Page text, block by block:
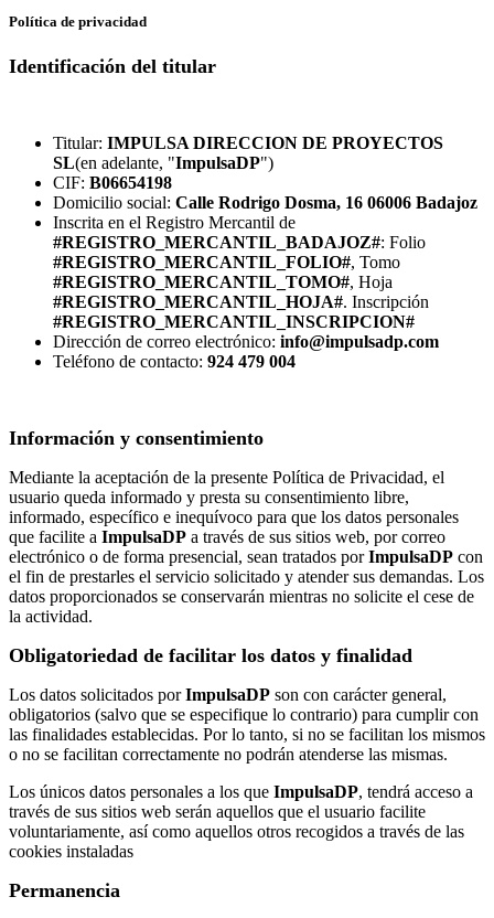
Política de privacidad
Identificación del titular
Titular: IMPULSA DIRECCION DE PROYECTOS
SL(en adelante, "ImpulsaDP")
CIF: B06654198
Domicilio social: Calle Rodrigo Dosma, 16 06006 Badajoz
Inscrita en el Registro Mercantil de
#REGISTRO_MERCANTIL_BADAJOZ#: Folio
#REGISTRO_MERCANTIL_FOLIO#, Tomo
#REGISTRO_MERCANTIL_TOMO#, Hoja
#REGISTRO_MERCANTIL_HOJA#. Inscripción
#REGISTRO_MERCANTIL_INSCRIPCION#
Dirección de correo electrónico: info@impulsadp.com
Teléfono de contacto: 924 479 004
Información y consentimiento
Mediante la aceptación de la presente Política de Privacidad, el
usuario queda informado y presta su consentimiento libre,
informado, específico e inequívoco para que los datos personales
que facilite a ImpulsaDP a través de sus sitios web, por correo
electrónico o de forma presencial, sean tratados porImpulsaDP con
el fin de prestarles el servicio solicitado y atender sus demandas. Los
datos proporcionados se conservarán mientras no solicite el cese de
la actividad.
Obligatoriedad de facilitar los datos y finalidad
Los datos solicitados porImpulsaDP son con carácter general,
obligatorios (salvo que se especifique lo contrario) para cumplir con
las finalidades establecidas. Por lo tanto, si no se facilitan los mismos
o no se facilitan correctamente no podrán atenderse las mismas.
Los únicos datos personales a los que ImpulsaDP, tendrá acceso a
través de sus sitios web serán aquellos que el usuario facilite
voluntariamente, así como aquellos otros recogidos a través de las
cookies instaladas
Permanencia